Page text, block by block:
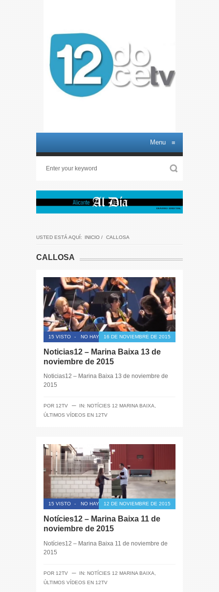
Menu ≡
USTED ESTÁ AQUÍ: INICIO / CALLOSA
CALLOSA
15 VISTO - NO HAY COMENTARIOS
16 DE NOVIEMBRE DE 2015
Noticias12 – Marina Baixa 13 de
noviembre de 2015
Noticias12 – Marina Baixa 13 de noviembre de
2015
POR 12TV ─ IN: NOTÍCIES 12 MARINA BAIXA,
ÚLTIMOS VÍDEOS EN 12TV
15 VISTO - NO HAY COMENTARIOS
12 DE NOVIEMBRE DE 2015
Notícies12 – Marina Baixa 11 de
noviembre de 2015
Notícies12 – Marina Baixa 11 de noviembre de
2015
POR 12TV ─ IN: NOTÍCIES 12 MARINA BAIXA
ÚLTIMOS VÍDEOS EN 12TV